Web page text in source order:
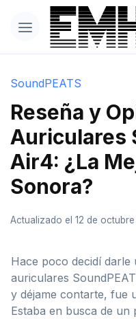
SoundPEATS
Reseña y
Auriculares
Air4: ¿La
Sonora?
Actualizado el 12 de
Hace poco decidí
auriculares
y déjame contarte, fue
Estaba en busca de un